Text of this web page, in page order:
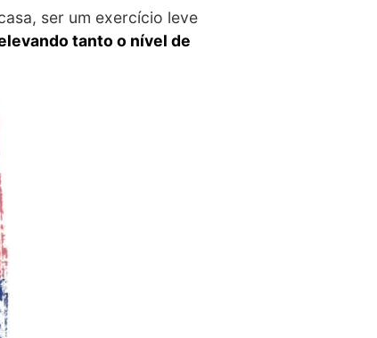
ser um exercício leve
tanto o nível de